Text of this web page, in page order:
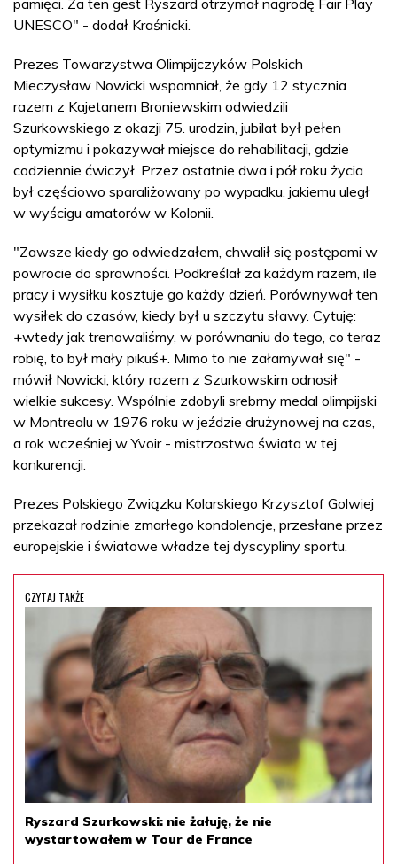
UNESCO" - dodał Kraśnicki.
Prezes Towarzystwa Olimpijczyków Polskich
Mieczysław Nowicki wspomniał, że gdy 12 stycznia
razem z Kajetanem Broniewskim odwiedzili
Szurkowskiego z okazji 75. urodzin, jubilat był pełen
optymizmu i pokazywał miejsce do rehabilitacji, gdzie
codziennie ćwiczył. Przez ostatnie dwa i pół roku życia
był częściowo sparaliżowany po wypadku, jakiemu uległ
w wyścigu amatorów w Kolonii.
"Zawsze kiedy go odwiedzałem, chwalił się postępami w
powrocie do sprawności. Podkreślał za każdym razem, ile
pracy i wysiłku kosztuje go każdy dzień. Porównywał ten
wysiłek do czasów, kiedy był u szczytu sławy. Cytuję:
+wtedy jak trenowaliśmy, w porównaniu do tego, co teraz
robię, to był mały pikuś+. Mimo to nie załamywał się" -
mówił Nowicki, który razem z Szurkowskim odnosił
wielkie sukcesy. Wspólnie zdobyli srebrny medal olimpijski
w Montrealu w 1976 roku w jeździe drużynowej na czas,
a rok wcześniej w Yvoir - mistrzostwo świata w tej
konkurencji.
Prezes Polskiego Związku Kolarskiego Krzysztof Golwiej
przekazał rodzinie zmarłego kondolencje, przesłane przez
europejskie i światowe władze tej dyscypliny sportu.
CZYTAJ TAKŻE
Ryszard Szurkowski: nie żałuję, że nie
wystartowałem w Tour de France